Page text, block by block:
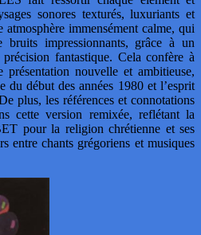
sonores texturés, luxuriants et
atmosphère immensément calme, qui
bruits impressionnants, grâce à un
fantastique. Cela confère à
présentation nouvelle et ambitieuse,
du début des années 1980 et l’esprit
plus, les références et connotations
cette version remixée, reflétant la
pour la religion chrétienne et ses
entre chants grégoriens et musiques